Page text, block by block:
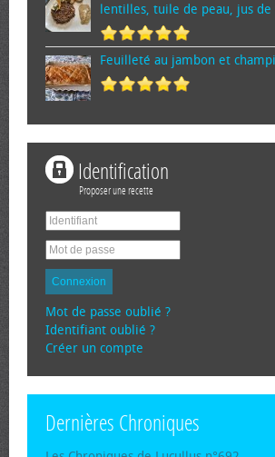
lentilles, tuile de peau, jus
Feuilleté au jambon et
Identification
Proposer une recette
Connexion
Mot de passe oublié ?
Identifiant oublié ?
Créer un compte
Dernières Chroniques